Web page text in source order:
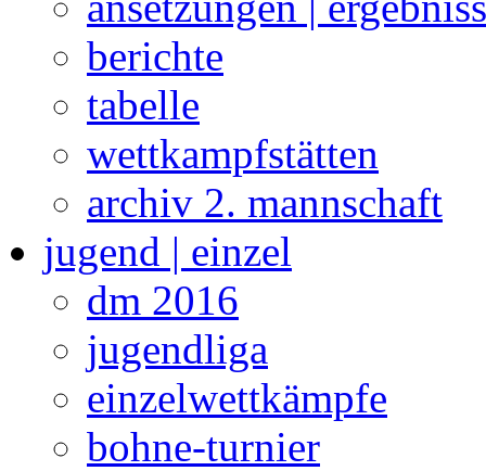
berichte
tabelle
wettkampfstätten
archiv 2. mannschaft
jugend | einzel
dm 2016
jugendliga
einzelwettkämpfe
bohne-turnier